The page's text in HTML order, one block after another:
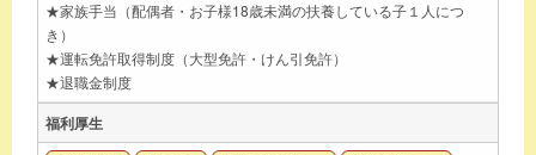
★家族手当（配偶者・お子様18歳未満の扶養している子１人につ
き）
★運転免許取得制度（大型免許・けん引免許）
★退職金制度
福利厚生